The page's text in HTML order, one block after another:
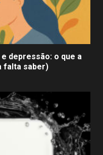
depressão: o que a
falta saber)